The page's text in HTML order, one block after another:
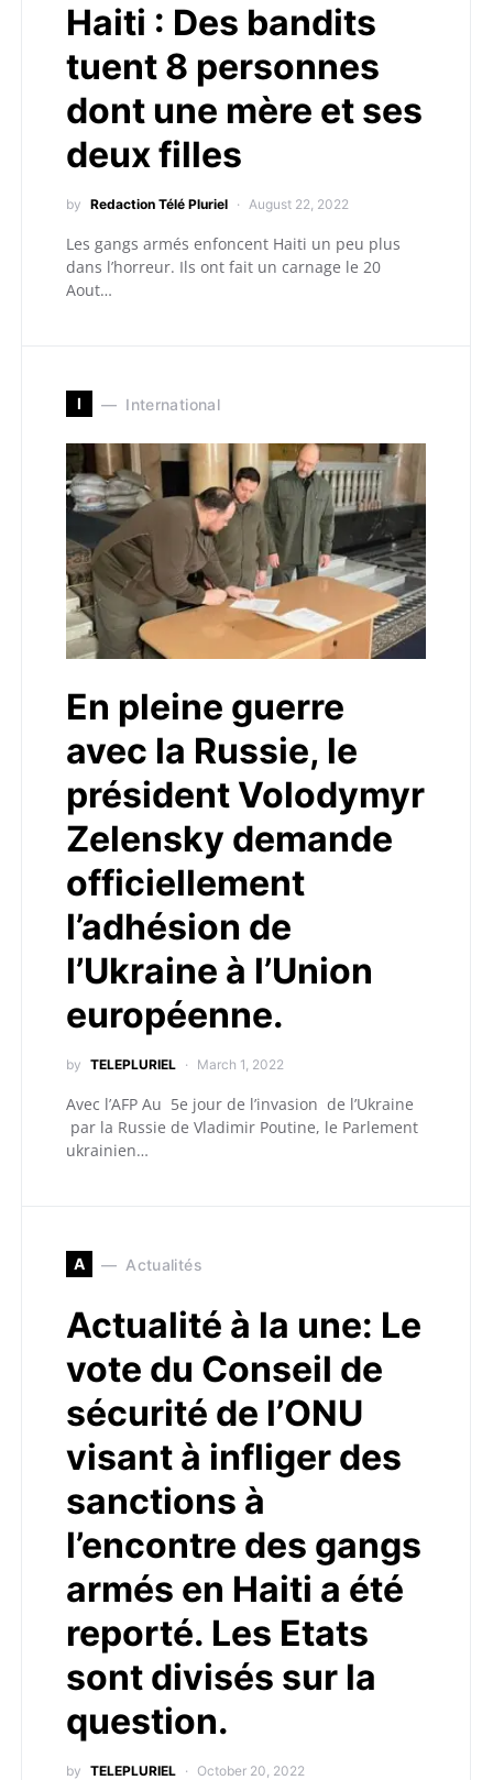
Haiti : Des bandits
tuent 8 personnes
dont une mère et ses
deux filles
by Redaction Télé Pluriel August 22, 2022
Les gangs armés enfoncent Haiti un peu plus
dans l’horreur. Ils ont fait un carnage le 20
Aout…
I International
En pleine guerre
avec la Russie, le
président Volodymyr
Zelensky demande
officiellement
l’adhésion de
l’Ukraine à l’Union
européenne.
by TELEPLURIEL March 1, 2022
Avec l’AFP Au 5e jour de l’invasion de l’Ukraine
par la Russie de Vladimir Poutine, le Parlement
ukrainien…
A Actualités
Actualité à la une: Le
vote du Conseil de
sécurité de l’ONU
visant à infliger des
sanctions à
l’encontre des gangs
armés en Haiti a été
reporté. Les Etats
sont divisés sur la
question.
by TELEPLURIEL October 20, 2022